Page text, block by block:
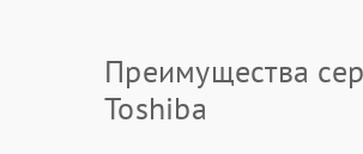
Преимущества
Toshiba